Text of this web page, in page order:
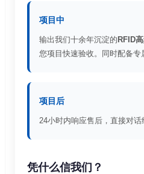
项目中
输出我们十余年沉淀的RFID
您项目快速验收。同时配备专
项目后
24小时内响应售后，直接对话
凭什么信我们？